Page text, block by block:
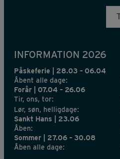
INFORMATION 2026
Påskeferie | 28.03 – 06.04
Åbent alle dage:
Forår | 07.04 – 26.06
Tir, ons, tor:
Lør, søn, helligdage:
Sankt Hans | 23.06
Åben:
Sommer | 27.06 – 30.08
Åben alle dage: